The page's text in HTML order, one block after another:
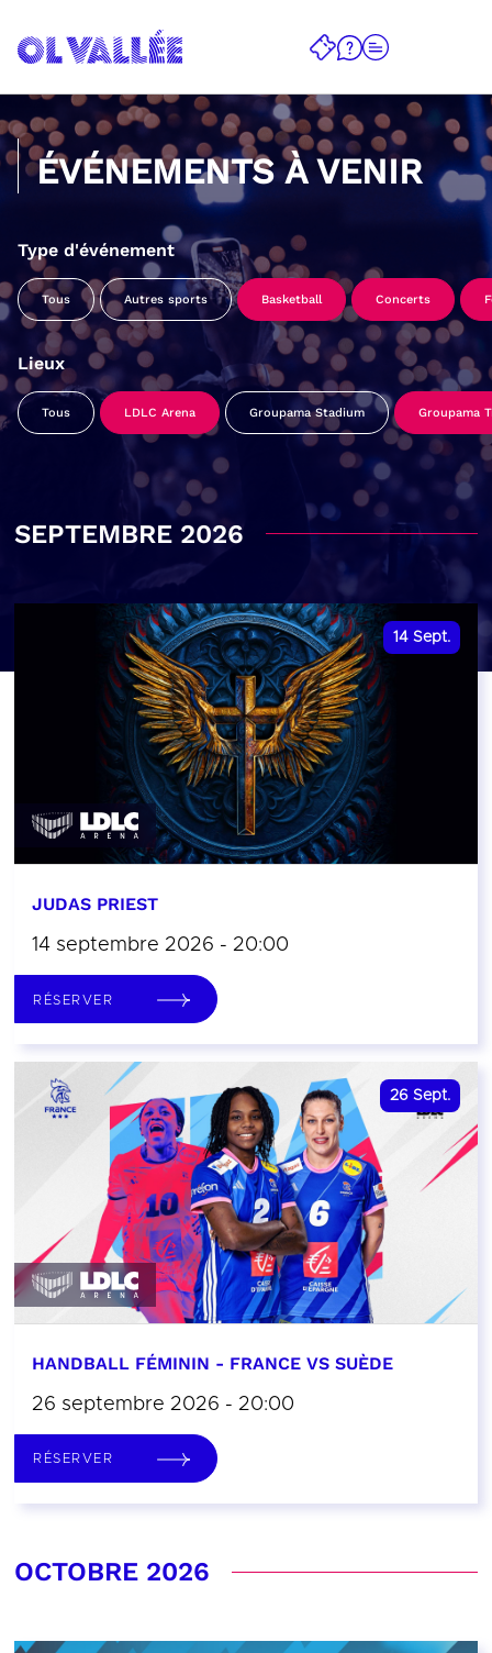
ÉVÉNEMENTS À VENIR
Type d'événement
Tous Autres sports Basketball Concerts
Lieux
Tous LDLC Arena Groupama Stadium Groupama
SEPTEMBRE 2026
14 Sept.
JUDAS PRIEST
14 septembre 2026 - 20:00
RÉSERVER
26 Sept.
HANDBALL FÉMININ - FRANCE VS SUÈDE
26 septembre 2026 - 20:00
RÉSERVER
OCTOBRE 2026